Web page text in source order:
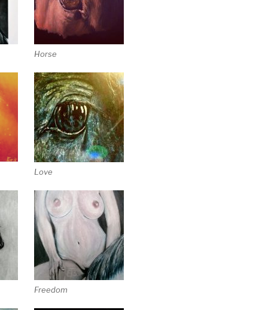
Horse
Love
Freedom